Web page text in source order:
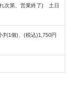
次第、営業終了) 土日
判1個)、(税込)1,750円